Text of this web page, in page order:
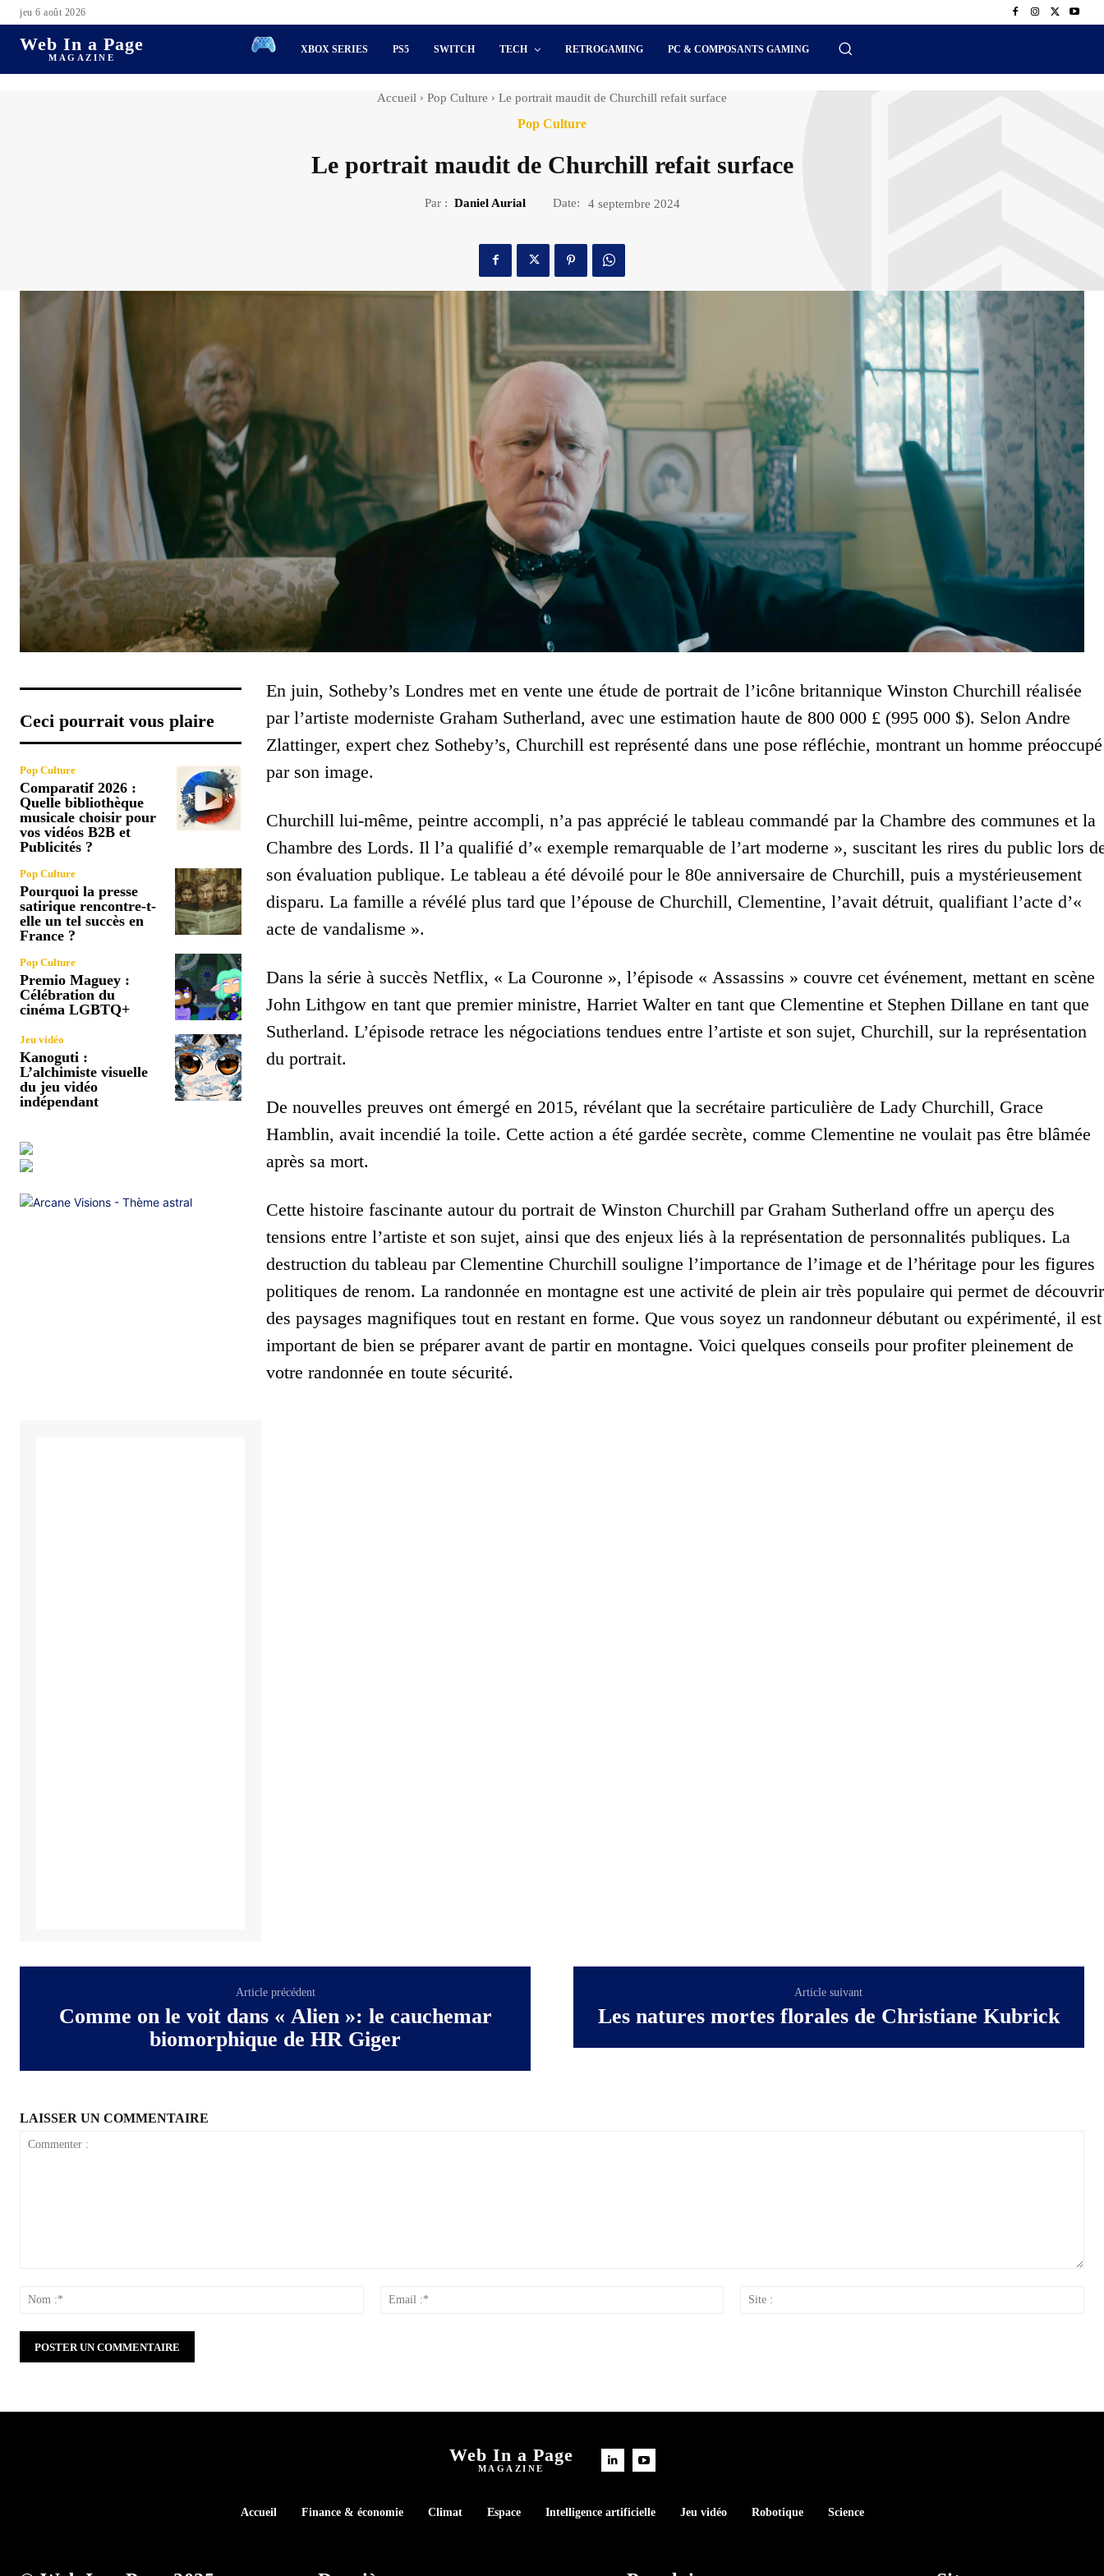
jeu 6 août 2026
Web In a Page
MAGAZINE
XBOX SERIES PS5 SWITCH TECH RETROGAMING PC & COMPOSANTS GAMING
Accueil Pop Culture Le portrait maudit de Churchill refait surface
Pop Culture
Le portrait maudit de Churchill refait surface
Par : Daniel Aurial Date: 4 septembre 2024
Ceci pourrait vous plaire
Pop Culture
Comparatif 2026 :
Quelle bibliothèque
musicale choisir pour
vos vidéos B2B et
Publicités ?
Pop Culture
Pourquoi la presse
satirique rencontre-t-
elle un tel succès en
France ?
Pop Culture
Premio Maguey :
Célébration du
cinéma LGBTQ+
Jeu vidéo
Kanoguti :
L’alchimiste visuelle
du jeu vidéo
indépendant
En juin, Sotheby’s Londres met en vente une étude de portrait de l’icône britannique Winston Churchill réalisée
par l’artiste moderniste Graham Sutherland, avec une estimation haute de 800 000 £ (995 000 $). Selon Andre
Zlattinger, expert chez Sotheby’s, Churchill est représenté dans une pose réfléchie, montrant un homme préoccupé
par son image.
Churchill lui-même, peintre accompli, n’a pas apprécié le tableau commandé par la Chambre des communes et la
Chambre des Lords. Il l’a qualifié d’« exemple remarquable de l’art moderne », suscitant les rires du public lors
son évaluation publique. Le tableau a été dévoilé pour le 80e anniversaire de Churchill, puis a mystérieusement
disparu. La famille a révélé plus tard que l’épouse de Churchill, Clementine, l’avait détruit, qualifiant l’acte d’«
acte de vandalisme ».
Dans la série à succès Netflix, « La Couronne », l’épisode « Assassins » couvre cet événement, mettant en scène
John Lithgow en tant que premier ministre, Harriet Walter en tant que Clementine et Stephen Dillane en tant que
Sutherland. L’épisode retrace les négociations tendues entre l’artiste et son sujet, Churchill, sur la représentation
du portrait.
De nouvelles preuves ont émergé en 2015, révélant que la secrétaire particulière de Lady Churchill, Grace
Hamblin, avait incendié la toile. Cette action a été gardée secrète, comme Clementine ne voulait pas être blâmée
après sa mort.
Cette histoire fascinante autour du portrait de Winston Churchill par Graham Sutherland offre un aperçu des
tensions entre l’artiste et son sujet, ainsi que des enjeux liés à la représentation de personnalités publiques. La
destruction du tableau par Clementine Churchill souligne l’importance de l’image et de l’héritage pour les figures
politiques de renom. La randonnée en montagne est une activité de plein air très populaire qui permet de découvrir
des paysages magnifiques tout en restant en forme. Que vous soyez un randonneur débutant ou expérimenté, il est
important de bien se préparer avant de partir en montagne. Voici quelques conseils pour profiter pleinement de
votre randonnée en toute sécurité.
Article précédent
Comme on le voit dans « Alien »: le cauchemar
biomorphique de HR Giger
Article suivant
Les natures mortes florales de Christiane Kubrick
LAISSER UN COMMENTAIRE
Email
Web In a Page
MAGAZINE
Accueil Finance & économie Climat Espace Intelligence artificielle Jeu vidéo Robotique Science